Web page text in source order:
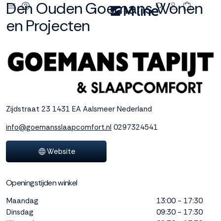
Deze site
gebruikt
functionele,
analytische en
marketing cookies.
cookies werkt de
website goed, terwijl
om de website te
verbeteren. Via de
marketing cookies
kunnen we jouw
Den Ouden Goemans Wonen
en Projecten
Zijdstraat 23 1431 EA Aalsmeer Nederland
info@goemansslaapcomfort.nl 0297324541
Website
Openingstijden winkel
Maandag
13:00 - 17:30
Dinsdag
09:30 - 17:30